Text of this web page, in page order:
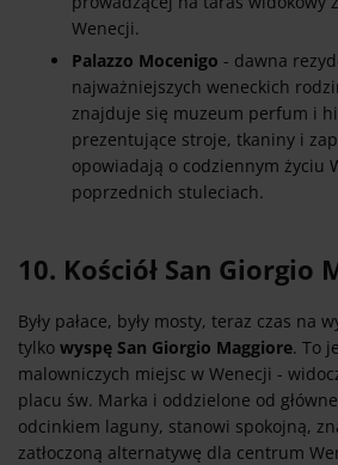
Wenecji.
Palazzo Mocenigo - dawna
najważniejszych weneckich
znajduje się muzeum perfum i
prezentujące stroje, tkaniny i
opowiadają o codziennym życiu
poprzednich stuleciach.
10. Kościół San Giorgio
Były pałace, były mosty, teraz czas na
tylko wyspę San Giorgio Maggiore. To
malowniczych miejsc w Wenecji -
placu św. Marka i oddzielone od
odcinkiem laguny, stanowi spokojną,
zatłoczoną alternatywę dla centrum